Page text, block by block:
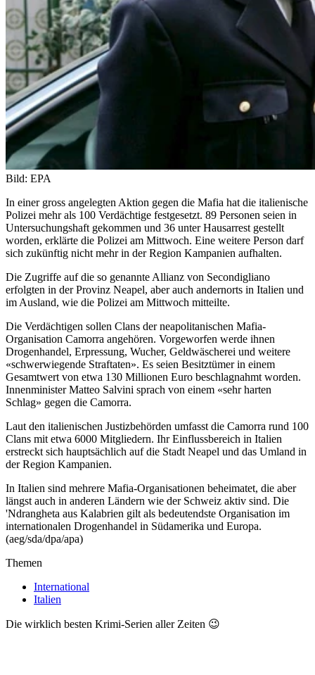
Bild: EPA
In einer gross angelegten Aktion gegen die Mafia hat die italienische
Polizei mehr als 100 Verdächtige festgesetzt. 89 Personen seien in
Untersuchungshaft gekommen und 36 unter Hausarrest gestellt
worden, erklärte die Polizei am Mittwoch. Eine weitere Person darf
sich zukünftig nicht mehr in der Region Kampanien aufhalten.
Die Zugriffe auf die so genannte Allianz von Secondigliano
erfolgten in der Provinz Neapel, aber auch andernorts in Italien und
im Ausland, wie die Polizei am Mittwoch mitteilte.
Die Verdächtigen sollen Clans der neapolitanischen Mafia-
Organisation Camorra angehören. Vorgeworfen werde ihnen
Drogenhandel, Erpressung, Wucher, Geldwäscherei und weitere
«schwerwiegende Straftaten». Es seien Besitztümer in einem
Gesamtwert von etwa 130 Millionen Euro beschlagnahmt worden.
Innenminister Matteo Salvini sprach von einem «sehr harten
Schlag» gegen die Camorra.
Laut den italienischen Justizbehörden umfasst die Camorra rund 100
Clans mit etwa 6000 Mitgliedern. Ihr Einflussbereich in Italien
erstreckt sich hauptsächlich auf die Stadt Neapel und das Umland in
der Region Kampanien.
In Italien sind mehrere Mafia-Organisationen beheimatet, die aber
längst auch in anderen Ländern wie der Schweiz aktiv sind. Die
'Ndrangheta aus Kalabrien gilt als bedeutendste Organisation im
internationalen Drogenhandel in Südamerika und Europa.
(aeg/sda/dpa/apa)
Themen
International
Italien
Die wirklich besten Krimi-Serien aller Zeiten 😉